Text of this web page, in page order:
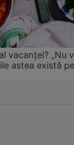
vacanței? „Nu
astea există